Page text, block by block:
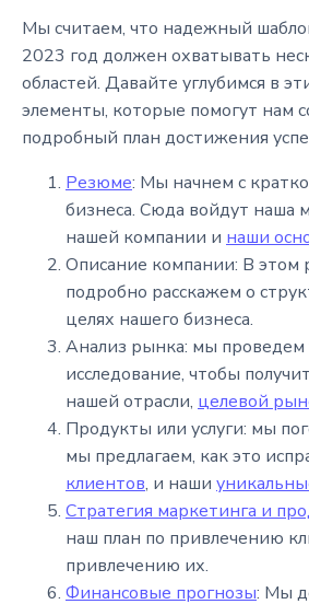
Мы считаем, что надежный
2023 год должен охватывать
областей. Давайте углубимся в
элементы, которые помогут нам
подробный план достижения
Резюме: Мы начнем с
бизнеса. Сюда войдут наша
нашей компании и наши
Описание компании: В этом
подробно расскажем о
целях нашего бизнеса.
Анализ рынка: мы проведем
исследование, чтобы
нашей отрасли, целевой
Продукты или услуги: мы
мы предлагаем, как это
клиентов, и наши
Стратегия маркетинга и
наш план по привлечению
привлечению их.
Финансовые прогнозы: Мы